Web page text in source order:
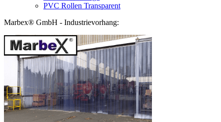
PVC Rollen Transparent
Marbex® GmbH - Industrievorhang: